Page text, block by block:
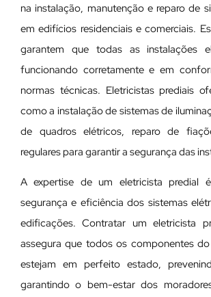
na instalação, manutenção e reparo de
em edifícios residenciais e comerciais.
garantem que todas as instalações
funcionando corretamente e em
normas técnicas. Eletricistas prediais
como a instalação de sistemas de
de quadros elétricos, reparo de
regulares para garantir a segurança das
A expertise de um eletricista predial
segurança e eficiência dos sistemas
edificações. Contratar um eletricista
assegura que todos os componentes
estejam em perfeito estado,
garantindo o bem-estar dos